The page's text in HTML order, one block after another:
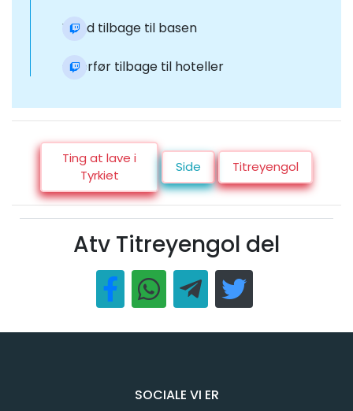
Vend tilbage til basen
Overfør tilbage til hoteller
Ting at lave i
Tyrkiet
Side Titreyengol
Atv Titreyengol del
SOCIALE VI ER